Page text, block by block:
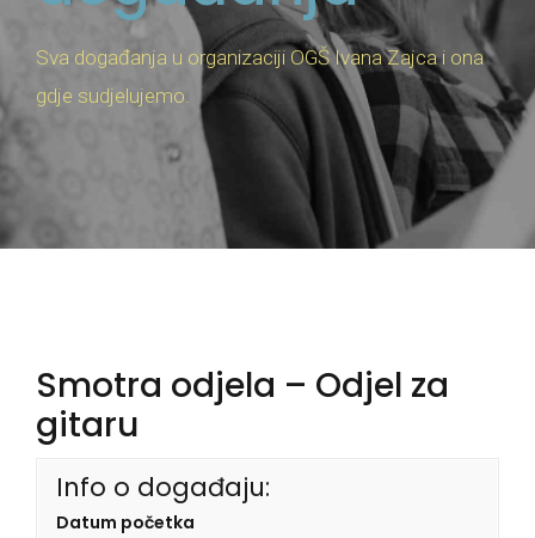
Sva događanja u organizaciji OGŠ Ivana Zajca i ona
gdje sudjelujemo.
Smotra odjela – Odjel za
gitaru
Info o događaju:
Datum početka